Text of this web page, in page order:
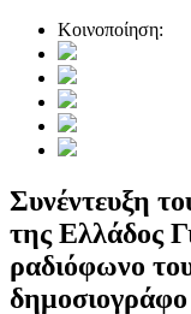
Κοινοποίηση:
Συνέντευξη
της Ελλάδος
ραδιόφωνο